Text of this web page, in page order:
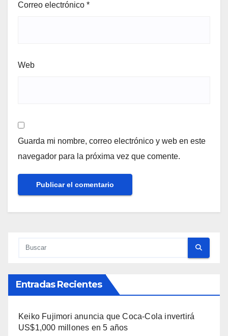
Correo electrónico *
Web
Guarda mi nombre, correo electrónico y web en este
navegador para la próxima vez que comente.
Entradas Recientes
Keiko Fujimori anuncia que Coca-Cola invertirá
US$1,000 millones en 5 años